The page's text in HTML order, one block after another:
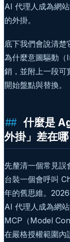
AI 代理人成為網
的外掛。
底下我們會說清楚
為什麼意圖驅動
銷，並附上一段可
開始盤點與替換。
什麼是
外掛」差在哪
先釐清一個常見
台裝一個會呼叫
年的舊思維。
AI 代理人成為網
MCP（Model
在嚴格授權範圍內